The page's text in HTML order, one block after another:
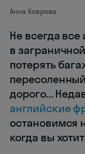
Анна Коврова
Не всегда все
в
потерять
дорого...
английские
остановимся
когда вы